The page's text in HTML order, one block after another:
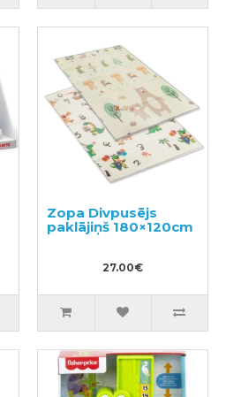
Zopa Divpusējs
paklājiņš 180×120cm
27.00€